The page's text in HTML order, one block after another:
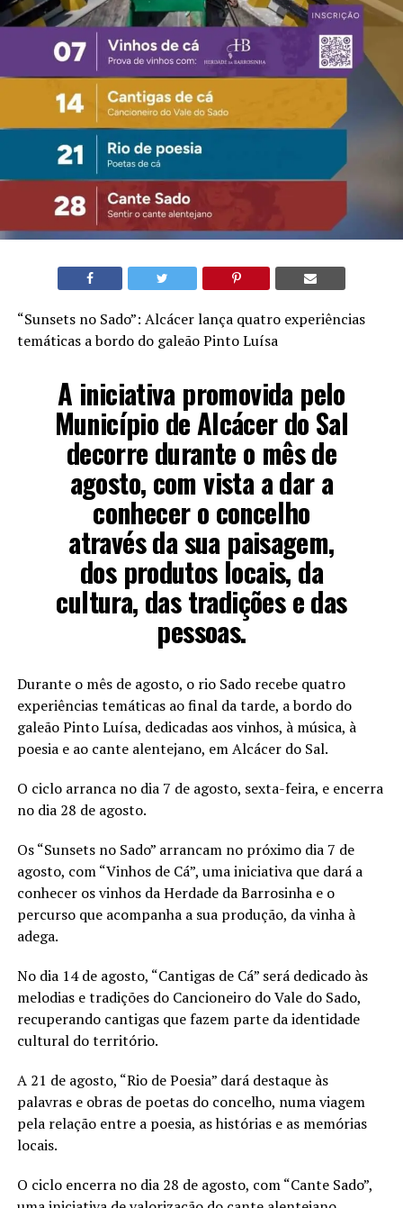
“Sunsets no Sado”: Alcácer lança quatro experiências
temáticas a bordo do galeão Pinto Luísa
A iniciativa promovida pelo
Município de Alcácer do Sal
decorre durante o mês de
agosto, com vista a dar a
conhecer o concelho
através da sua paisagem,
dos produtos locais, da
cultura, das tradições e das
pessoas.
Durante o mês de agosto, o rio Sado recebe quatro
experiências temáticas ao final da tarde, a bordo do
galeão Pinto Luísa, dedicadas aos vinhos, à música, à
poesia e ao cante alentejano, em Alcácer do Sal.
O ciclo arranca no dia 7 de agosto, sexta-feira, e encerra
no dia 28 de agosto.
Os “Sunsets no Sado” arrancam no próximo dia 7 de
agosto, com “Vinhos de Cá”, uma iniciativa que dará a
conhecer os vinhos da Herdade da Barrosinha e o
percurso que acompanha a sua produção, da vinha à
adega.
No dia 14 de agosto, “Cantigas de Cá” será dedicado às
melodias e tradições do Cancioneiro do Vale do Sado,
recuperando cantigas que fazem parte da identidade
cultural do território.
A 21 de agosto, “Rio de Poesia” dará destaque às
palavras e obras de poetas do concelho, numa viagem
pela relação entre a poesia, as histórias e as memórias
locais.
O ciclo encerra no dia 28 de agosto, com “Cante Sado”,